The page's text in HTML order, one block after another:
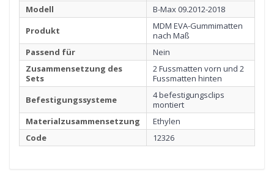
1 MATERIAL
Klicken Sie hier, um zu starten
Modell
B-Max 09.2012-2018
Produkt
MDM EVA-Gummimatten
nach Maß
Passend für
Nein
Zusammensetzung des
Sets
2 Fussmatten vorn und 2
Fussmatten hinten
Befestigungssysteme
4 befestigungsclips
montiert
Materialzusammensetzung
Ethylen
Code
12326